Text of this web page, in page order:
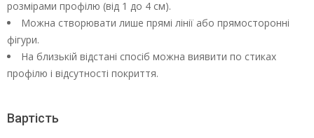
розмірами профілю (від 1 до 4 см).
Можна створювати лише прямі лінії або прямосторонні
фігури.
На близькій відстані спосіб можна виявити по стиках
профілю і відсутності покриття.
Вартість